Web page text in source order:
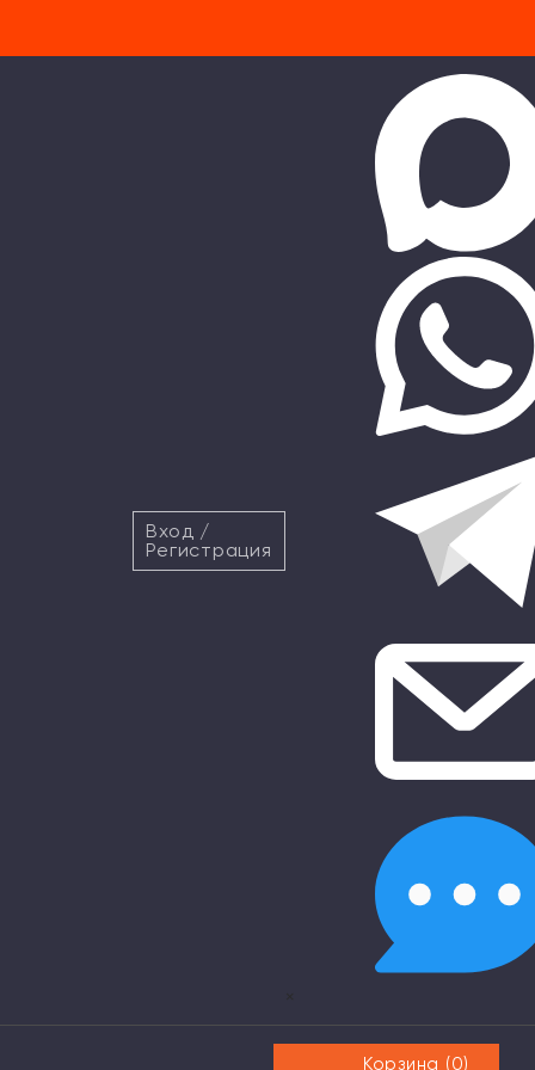
Вход /
Регистрация
×
Корзина (0)